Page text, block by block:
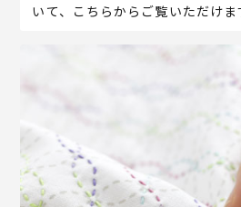
いて、こちらからご覧いただけま